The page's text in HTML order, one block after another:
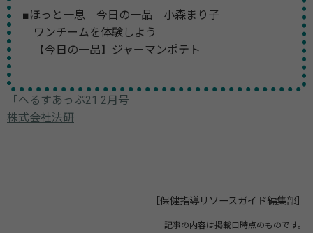
■ほっと一息 今日の一品 小森まり子
ワンチームを体験しよう
【今日の一品】ジャーマンポテト
「へるすあっぷ21 2月号
株式会社法研
［保健指導リソースガイド編集部］
記事の内容は掲載日時点のものです。